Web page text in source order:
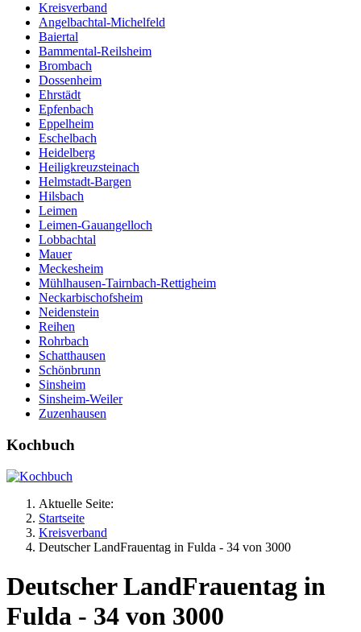
Kreisverband
Angelbachtal-Michelfeld
Baiertal
Bammental-Reilsheim
Brombach
Dossenheim
Ehrstädt
Epfenbach
Eppelheim
Eschelbach
Heidelberg
Heiligkreuzsteinach
Helmstadt-Bargen
Hilsbach
Leimen
Leimen-Gauangelloch
Lobbachtal
Mauer
Meckesheim
Mühlhausen-Tairnbach-Rettigheim
Neckarbischofsheim
Neidenstein
Reihen
Rohrbach
Schatthausen
Schönbrunn
Sinsheim
Sinsheim-Weiler
Zuzenhausen
Kochbuch
Aktuelle Seite:
Startseite
Kreisverband
Deutscher LandFrauentag in Fulda - 34 von 3000
Deutscher LandFrauentag in
Fulda - 34 von 3000